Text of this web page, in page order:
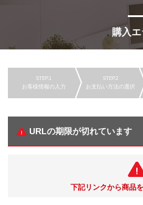
購入
お客様情報の入力 お支払い方法の選択
URLの期限が切れています
下記リンクから商品